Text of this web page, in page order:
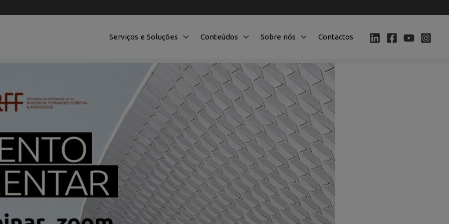
Serviços e Soluções Conteúdos Sobre nós Contactos